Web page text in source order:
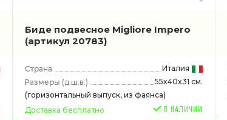
Биде подвесное Migliore Impero
(артикул 20783)
Италия
(д.ш.в.)
55x40x31 см.
(горизонтальный выпуск, из фаянса)
Доставка бесплатно